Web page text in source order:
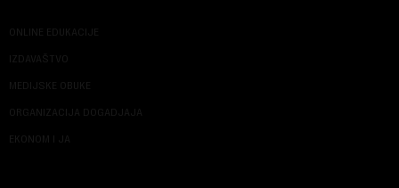
ONLINE EDUKACIJE
IZDAVAŠTVO
MEDIJSKE OBUKE
ORGANIZACIJA DOGADJAJA
EKONOM I JA